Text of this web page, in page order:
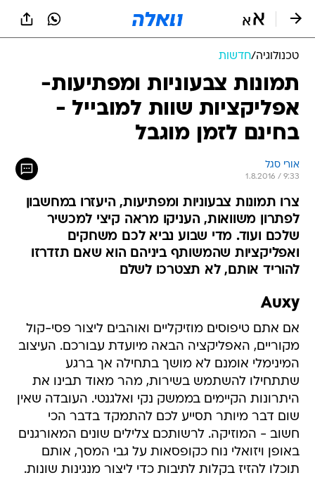
טכנולוגיה/חדשות
תמונות צבעוניות ומפתיעות-
אפליקציות שוות למובייל -
בחינם לזמן מוגבל
אורי סגל
1.8.2016 / 9:33
צרו תמונות צבעוניות ומפתיעות, היעזרו במחשבון
לפתרון משוואות, העניקו מראה קיצי למכשיר
שלכם ועוד. מדי שבוע נביא לכם משחקים
ואפליקציות שהמשותף ביניהם הוא שאם תזדרזו
להוריד אותם, לא תצטרכו לשלם
Auxy
אם אתם טיפוסים מוזיקליים ואוהבים ליצור פסי-קול
מקוריים, האפליקציה הבאה מיועדת עבורכם. העיצוב
המינימלי אומנם לא מושך בתחילה אך ברגע
שתתחילו להשתמש בשירות, מהר מאוד תבינו את
היתרונות הקיימים בממשק נקי ואלגנטי. העובדה שאין
שום דבר מיותר תסייע לכם להתמקד בדבר הכי
חשוב - המוזיקה. לרשותכם צלילים שונים המאורגנים
באופן ויזואלי נוח כקופסאות על גבי המסך, אותם
תוכלו להזיז בקלות לתיבות כדי ליצור מנגינות שונות.